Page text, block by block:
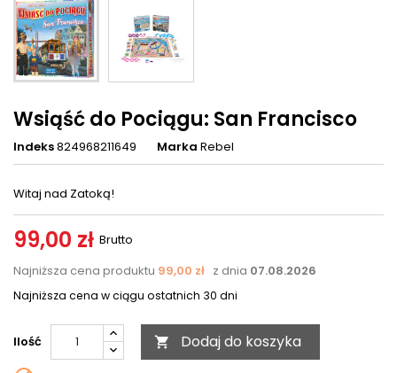
Wsiąść do Pociągu: San Francisco
Indeks824968211649 Marka Rebel
Witaj nad Zatoką!
99,00 zł Brutto
Najniższa cena produktu 99,00 zł z dnia 07.08.2026
Najniższa cena w ciągu ostatnich 30 dni
Ilość  Dodaj do koszyka